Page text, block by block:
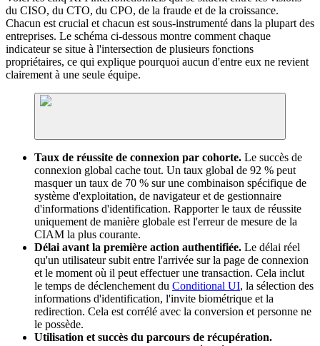
du CISO, du CTO, du CPO, de la fraude et de la croissance.
Chacun est crucial et chacun est sous-instrumenté dans la plupart des
entreprises. Le schéma ci-dessous montre comment chaque
indicateur se situe à l'intersection de plusieurs fonctions
propriétaires, ce qui explique pourquoi aucun d'entre eux ne revient
clairement à une seule équipe.
Taux de réussite de connexion par cohorte. Le succès de
connexion global cache tout. Un taux global de 92 % peut
masquer un taux de 70 % sur une combinaison spécifique de
système d'exploitation, de navigateur et de gestionnaire
d'informations d'identification. Rapporter le taux de réussite
uniquement de manière globale est l'erreur de mesure de la
CIAM la plus courante.
Délai avant la première action authentifiée. Le délai réel
qu'un utilisateur subit entre l'arrivée sur la page de connexion
et le moment où il peut effectuer une transaction. Cela inclut
le temps de déclenchement du Conditional UI, la sélection des
informations d'identification, l'invite biométrique et la
redirection. Cela est corrélé avec la conversion et personne ne
le possède.
Utilisation et succès du parcours de récupération.